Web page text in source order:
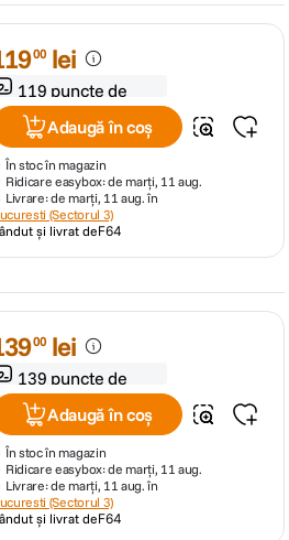
00 lei
119 puncte de
Adaugă în coș
În stoc în magazin
Ridicare easybox: de marți, 11 aug.
Livrare: de marți, 11 aug. în
(Sectorul 3)
și livrat deF64
00 lei
139 puncte de
Adaugă în coș
În stoc în magazin
Ridicare easybox: de marți, 11 aug.
Livrare: de marți, 11 aug. în
(Sectorul 3)
și livrat deF64